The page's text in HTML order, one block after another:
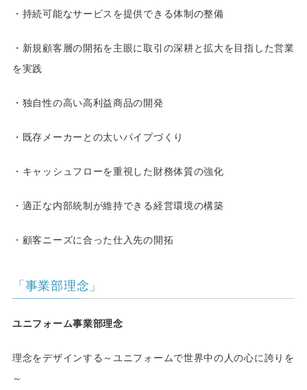
・持続可能なサービスを提供できる体制の整備
・新規顧客層の開拓を主眼に取引の深耕と拡大を目指した営業
を実践
・独自性の高い高利益商品の開発
・既存メーカーとの太いパイプづくり
・キャッシュフローを重視した財務体質の強化
・適正な内部統制が維持できる経営環境の構築
・顧客ニーズに合った仕入先の開拓
「事業部理念」
ユニフォーム事業部理念
理念をデザインする～ユニフォームで世界中の人の心に誇りを
～